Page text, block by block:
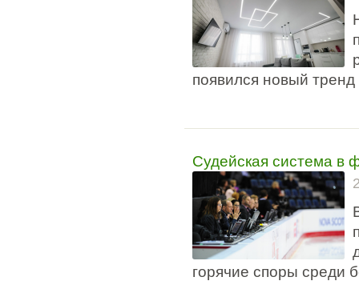
появился новый
Судейская система в
горячие споры среди